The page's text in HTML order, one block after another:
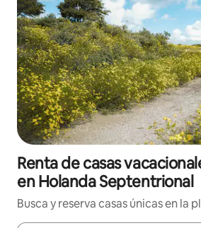
Renta de casas
en Holanda Septentrional
Busca y reserva casas únicas en la